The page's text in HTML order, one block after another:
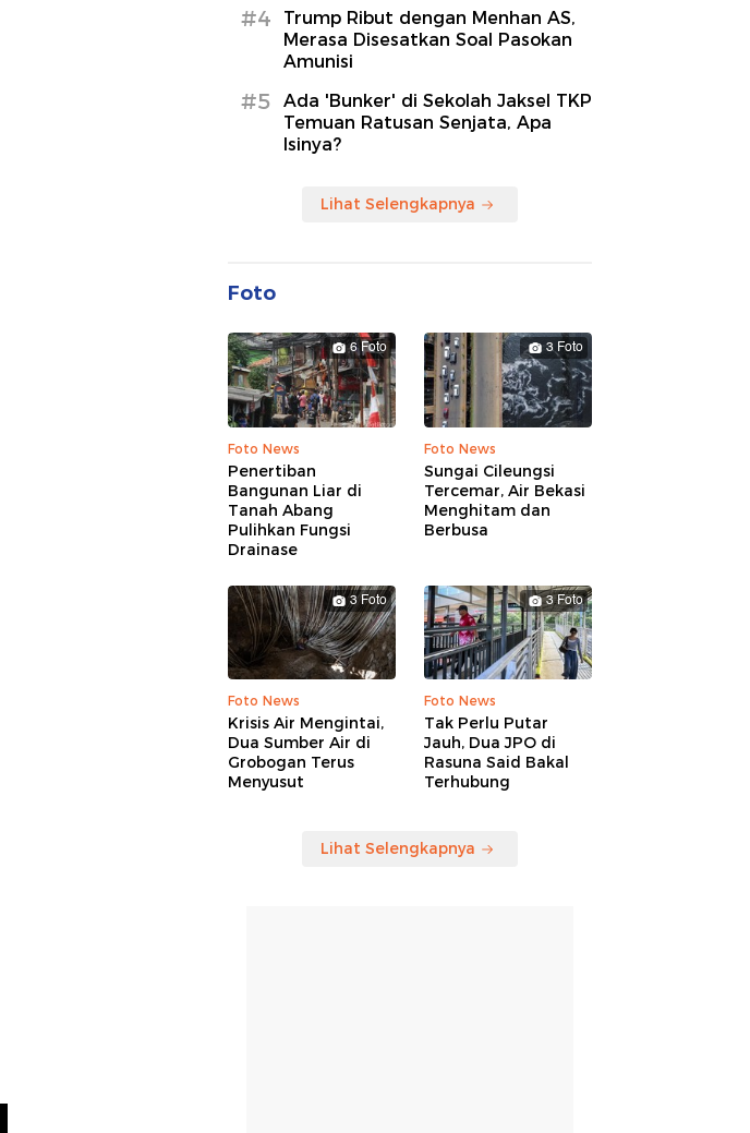
#4
Trump Ribut dengan Menhan AS,
Merasa Disesatkan Soal Pasokan
Amunisi
#5
Ada 'Bunker' di Sekolah Jaksel TKP
Temuan Ratusan Senjata, Apa
Isinya?
Lihat Selengkapnya
Foto
6 Foto
Foto News
Penertiban
Bangunan Liar di
Tanah Abang
Pulihkan Fungsi
Drainase
3 Foto
Foto News
Sungai Cileungsi
Tercemar, Air Bekasi
Menghitam dan
Berbusa
3 Foto
Foto News
Krisis Air Mengintai,
Dua Sumber Air di
Grobogan Terus
Menyusut
3 Foto
Foto News
Tak Perlu Putar
Jauh, Dua JPO di
Rasuna Said Bakal
Terhubung
Lihat Selengkapnya